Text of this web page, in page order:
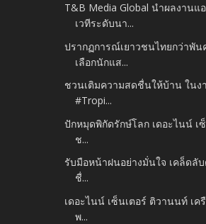
T&B Media Global นำผลงานแ
เวทีระดับนา...
ปรากฏการณ์เยาวชนไทยกว่าพัน
เลือกนักแส...
ชวนเติมความสดชื่นให้บ้าน ในง
#Tropi...
ปักหมุดพิกัดรักษ์โลก เดอะไนน์ เ
ช...
รับมือหน้าฝนอย่างมั่นใจ เคล็ดลั
ชื่...
เดอะไนน์ เซ็นเตอร์ ติวานนท์ เค
พ...